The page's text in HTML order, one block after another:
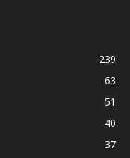
239
63
51
40
37